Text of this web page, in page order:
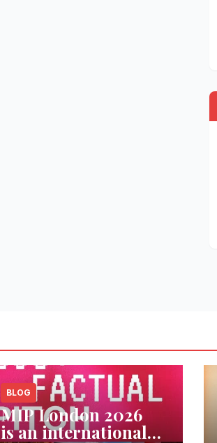
BLOG
MIP London 2026
is an international